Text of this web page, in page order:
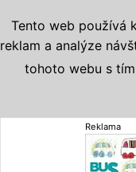
Reklama
Tento web používá
reklam a analýze
tohoto webu s